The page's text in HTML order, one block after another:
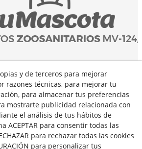
y de terceros para mejorar
razones técnicas, para mejorar tu
para almacenar tus preferencias
mostrarte publicidad relacionada con
el análisis de tus hábitos de
ACEPTAR para consentir todas las
para rechazar todas las cookies
para personalizar tus